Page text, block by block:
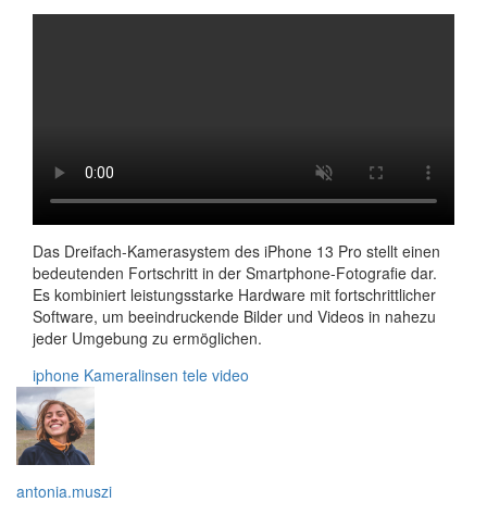
Das Dreifach-Kamerasystem des iPhone 13 Pro stellt einen
bedeutenden Fortschritt in der Smartphone-Fotografie dar.
Es kombiniert leistungsstarke Hardware mit fortschrittlicher
Software, um beeindruckende Bilder und Videos in nahezu
jeder Umgebung zu ermöglichen.
iphone Kameralinsen tele video
antonia.muszi